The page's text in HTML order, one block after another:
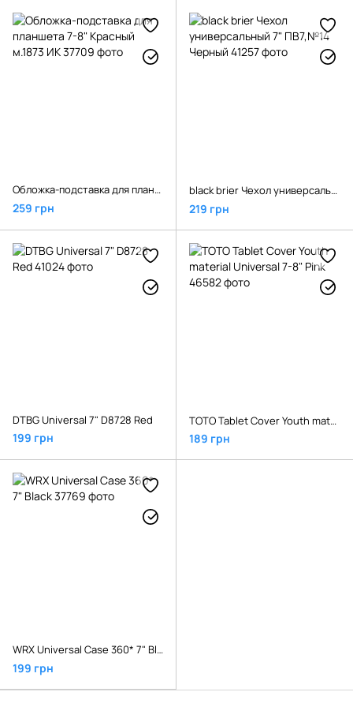
Обложка-подставка для планшета 7-8" Красный м.1873 ИК
259 грн
black brier Чехол универсальный 7" ПВ7,№14 Черный
219 грн
DTBG Universal 7" D8728 Red
199 грн
TOTO Tablet Cover Youth material Universal 7-8" Pink
189 грн
WRX Universal Case 360* 7" Black
199 грн